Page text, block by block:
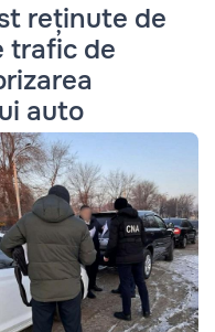
reținute de
trafic de
auto